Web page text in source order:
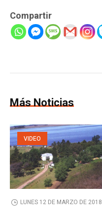
Compartir
Más Noticias
VIDEO
LUNES 12 DE MARZO DE 2018